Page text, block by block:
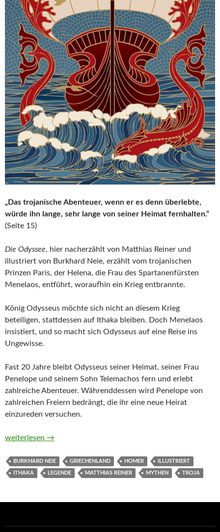
„Das trojanische Abenteuer, wenn er es denn überlebte,
würde ihn lange, sehr lange von seiner Heimat fernhalten.“
(Seite 15)
Die Odyssee, hier nacherzählt von Matthias Reiner und
illustriert von Burkhard Neie, erzählt vom trojanischen
Prinzen Paris, der Helena, die Frau des Spartanenfürsten
Menelaos, entführt, woraufhin ein Krieg entbrannte.
König Odysseus möchte sich nicht an diesem Krieg
beteiligen, stattdessen auf Ithaka bleiben. Doch Menelaos
insistiert, und so macht sich Odysseus auf eine Reise ins
Ungewisse.
Fast 20 Jahre bleibt Odysseus seiner Heimat, seiner Frau
Penelope und seinem Sohn Telemachos fern und erlebt
zahlreiche Abenteuer. Währenddessen wird Penelope von
zahlreichen Freiern bedrängt, die ihr eine neue Heirat
einzureden versuchen.
Die Odyssee von Homer und Burkhard Neie
weiterlesen →
BURKHARD NEIE GRIECHENLAND HOMER ILLUSTRIERT
ITHAKA LEGENDE MATTHIAS REINER MYTHEN TROJA